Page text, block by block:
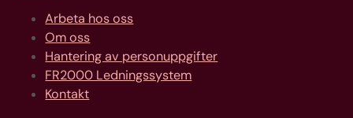
Arbeta hos oss
Om oss
Hantering av personuppgifter
FR2000 Ledningssystem
Kontakt